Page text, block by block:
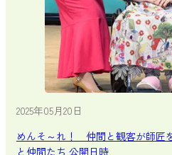
2025年05月20日
めんそ～れ！ 仲間と観客が師匠
と仲間たち 公開日時